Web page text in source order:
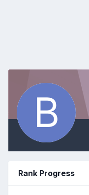
Rank Progress